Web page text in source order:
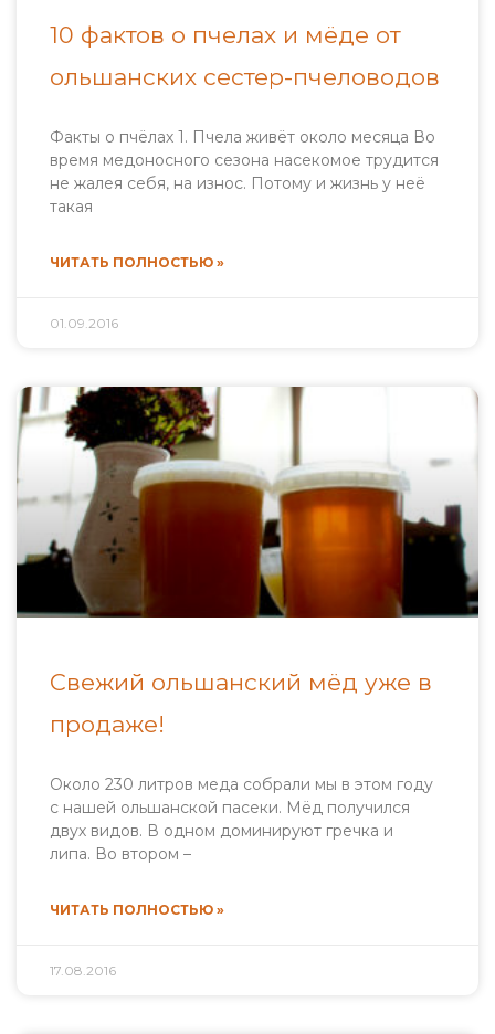
10 фактов о пчелах и мёде от
ольшанских сестер-пчеловодов
Факты о пчёлах 1. Пчела живёт около месяца Во
время медоносного сезона насекомое трудится
не жалея себя, на износ. Потому и жизнь у неё
такая
ЧИТАТЬ ПОЛНОСТЬЮ »
01.09.2016
Свежий ольшанский мёд уже в
продаже!
Около 230 литров меда собрали мы в этом году
с нашей ольшанской пасеки. Мёд получился
двух видов. В одном доминируют гречка и
липа. Во втором –
ЧИТАТЬ ПОЛНОСТЬЮ »
17.08.2016